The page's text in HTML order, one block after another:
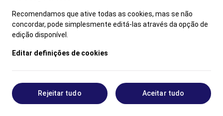
Recomendamos que ative todas as cookies, mas se não
concordar, pode simplesmente editá-las através da opção de
edição disponível.
Editar definições de cookies
Rejeitar tudo Aceitar tudo